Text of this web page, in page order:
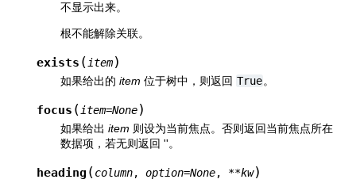
不显示出来。
根不能解除关联。
exists (item)
如果给出的 item 位于树中，则返回 True。
focus (item=None)
如果给出 item 则设为当前焦点。否则返回当前焦点所在
数据项，若无则返回 ''。
heading (column, option=None, **kw)